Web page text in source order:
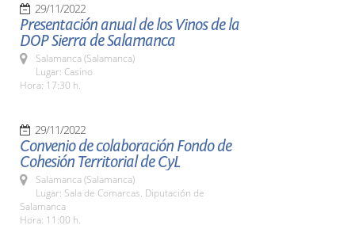
29/11/2022
Presentación anual de los Vinos de la
DOP Sierra de Salamanca
Salamanca (Salamanca)
Lugar: Casino
Hora: 17:30 h.
29/11/2022
Convenio de colaboración Fondo de
Cohesión Territorial de CyL
Salamanca (Salamanca)
Lugar: Sala de Comarcas. Diputación de
Salamanca
Hora: 11:00 h.